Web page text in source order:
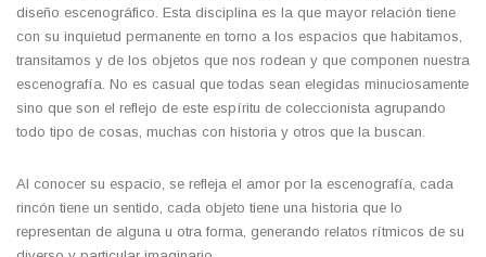
diseño escenográfico. Esta disciplina es la que mayor relación tiene
con su inquietud permanente en torno a los espacios que habitamos,
transitamos y de los objetos que nos rodean y que componen nuestra
escenografía. No es casual que todas sean elegidas minuciosamente
sino que son el reflejo de este espíritu de coleccionista agrupando
todo tipo de cosas, muchas con historia y otros que la buscan.
Al conocer su espacio, se refleja el amor por la escenografía, cada
rincón tiene un sentido, cada objeto tiene una historia que lo
representan de alguna u otra forma, generando relatos rítmicos de su